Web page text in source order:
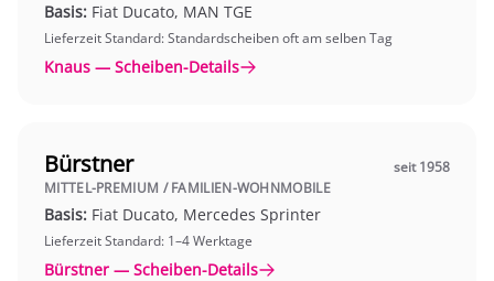
Basis: Fiat Ducato, MAN TGE
Lieferzeit Standard: Standardscheiben oft am selben Tag
Knaus — Scheiben-Details
Bürstner
seit 1958
MITTEL-PREMIUM / FAMILIEN-WOHNMOBILE
Basis: Fiat Ducato, Mercedes Sprinter
Lieferzeit Standard: 1–4 Werktage
Bürstner — Scheiben-Details